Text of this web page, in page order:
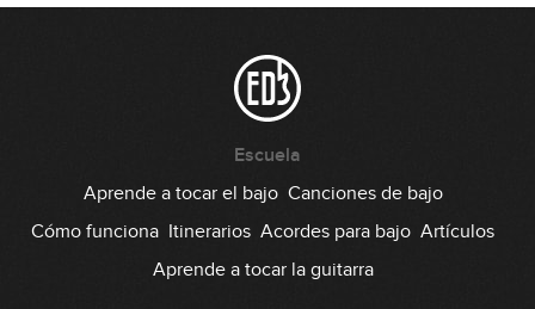
09:07
#111: Slap en Am
Escuela
Aprende a tocar el bajo Canciones de bajo
Cómo funciona Itinerarios Acordes para bajo Artículos
Aprende a tocar la guitarra